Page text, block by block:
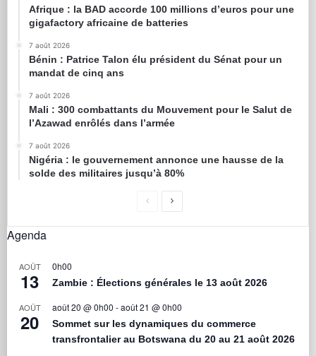
Afrique : la BAD accorde 100 millions d’euros pour une
gigafactory africaine de batteries
7 août 2026
Bénin : Patrice Talon élu président du Sénat pour un
mandat de cinq ans
7 août 2026
Mali : 300 combattants du Mouvement pour le Salut de
l’Azawad enrôlés dans l’armée
7 août 2026
Nigéria : le gouvernement annonce une hausse de la
solde des militaires jusqu’à 80%
Agenda
AOÛT
13
0h00
Zambie : Élections générales le 13 août 2026
AOÛT
20
août 20 @ 0h00 -août 21 @ 0h00
Sommet sur les dynamiques du commerce
transfrontalier au Botswana du 20 au 21 août 2026